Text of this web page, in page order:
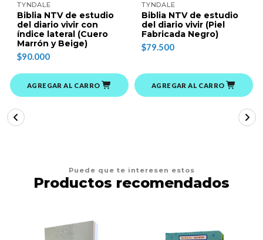
TYNDALE
Biblia NTV de estudio
del diario vivir con
índice lateral (Cuero
Marrón y Beige)
$90.000
AGREGAR AL CARRO
TYNDALE
Biblia NTV de estudio
del diario vivir (Piel
Fabricada Negro)
$79.500
AGREGAR AL CARRO
Puede que te interesen estos
Productos recomendados